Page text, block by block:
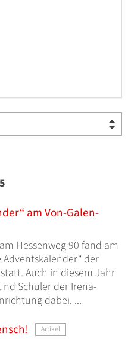
am Von-Galen-
Hessenweg 90 fand am
der
Auch in diesem Jahr
Schüler der Irena-
dabei. ...
Artikel